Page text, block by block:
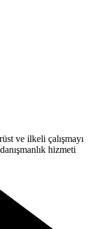
ve ilkeli çalışmayı
hizmeti